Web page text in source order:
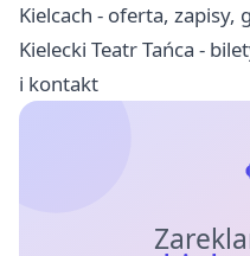
Kielcach - oferta, zapisy,
Kielecki Teatr Tańca -
i kontakt